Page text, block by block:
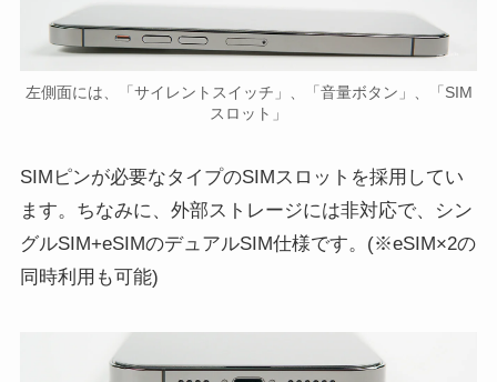
左側面には、「サイレントスイッチ」、「音量ボタン」、「SIM
スロット」
SIMピンが必要なタイプのSIMスロットを採用してい
ます。ちなみに、外部ストレージには非対応で、シン
グルSIM+eSIMのデュアルSIM仕様です。(※eSIM×2の
同時利用も可能)